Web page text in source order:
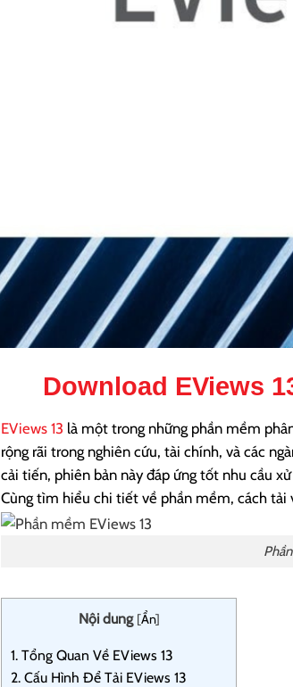
Download EViews
EViews 13 là một trong những phần mềm
rộng rãi trong nghiên cứu, tài chính, và các
cải tiến, phiên bản này đáp ứng tốt nhu cầu
Cùng tìm hiểu chi tiết về phần mềm, cách tải
Nội dung [Ẩn]
1. Tổng Quan Về EViews 13
2. Cấu Hình Để Tải EViews 13